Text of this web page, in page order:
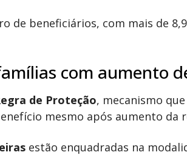
de beneficiários, com mais de
com aumento
de Proteção, mecanismo
mesmo após aumento da
estão enquadradas na